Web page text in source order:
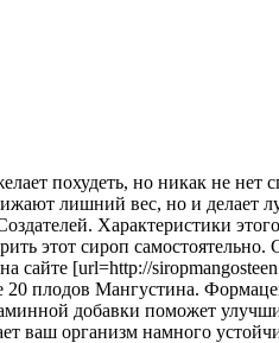
похудеть, но никак не
лишний вес, но и делает
Характеристики
этот сироп
сайте [url=http://
плодов Мангустина.
добавки поможет
ваш организм намного